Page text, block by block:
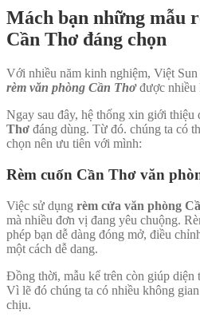
Mách bạn những mẫu
Cần Thơ đáng chọn
Với nhiều năm kinh nghiệm, Việt
rèm văn phòng Cần Thơđược nhiều
Ngay sau đây, hệ thống xin giới thiệu
Thơ đáng dùng. Từ đó. chúng ta có
chọn nên ưu tiên với mình:
Rèm cuốn Cần Thơ văn
Việc sử dụng rèm cửa văn phòng
mà nhiều đơn vị đang yêu chuộng.
phép bạn dễ dàng đóng mở, điều
một cách dễ dang.
Đồng thời, mẫu kể trên còn giúp
Vì lẽ đó chúng ta có nhiều không
chịu.